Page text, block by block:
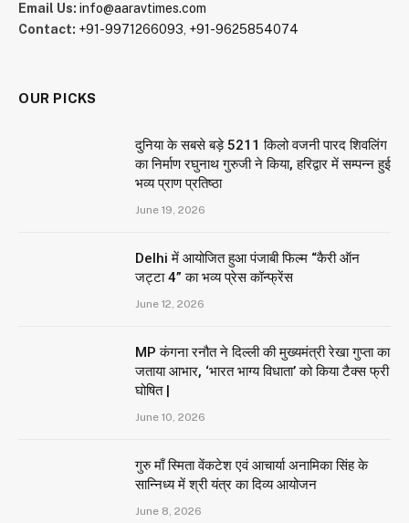
Email Us: info@aaravtimes.com
Contact: +91-9971266093, +91-9625854074
OUR PICKS
दुनिया के सबसे बड़े 5211 किलो वजनी पारद शिवलिंग
का निर्माण रघुनाथ गुरुजी ने किया, हरिद्वार में सम्पन्न हुई
भव्य प्राण प्रतिष्ठा
June 19, 2026
Delhi में आयोजित हुआ पंजाबी फिल्म “कैरी ऑन
जट्टा 4” का भव्य प्रेस कॉन्फ्रेंस
June 12, 2026
MP कंगना रनौत ने दिल्ली की मुख्यमंत्री रेखा गुप्ता का
जताया आभार, ‘भारत भाग्य विधाता’ को किया टैक्स फ्री
घोषित |
June 10, 2026
गुरु माँ स्मिता वेंकटेश एवं आचार्या अनामिका सिंह के
सान्निध्य में श्री यंत्र का दिव्य आयोजन
June 8, 2026